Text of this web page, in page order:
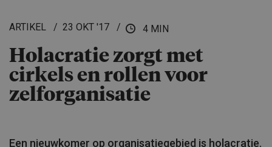
ZOEKEN
ARTIKEL 23 OKT '17 4 MIN
Holacratie zorgt met
cirkels en rollen voor
zelforga­ni­satie
Een nieuwkomer op organisatiegebied is holacratie.